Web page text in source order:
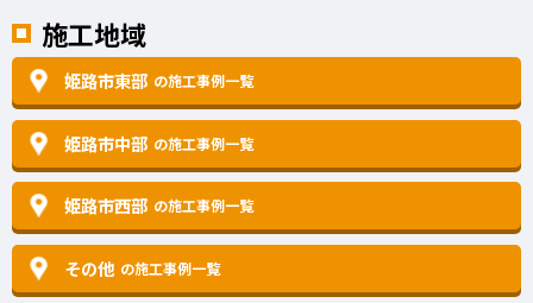
施工地域
姫路市東部 の施工事例一覧
姫路市中部 の施工事例一覧
姫路市西部 の施工事例一覧
その他 の施工事例一覧